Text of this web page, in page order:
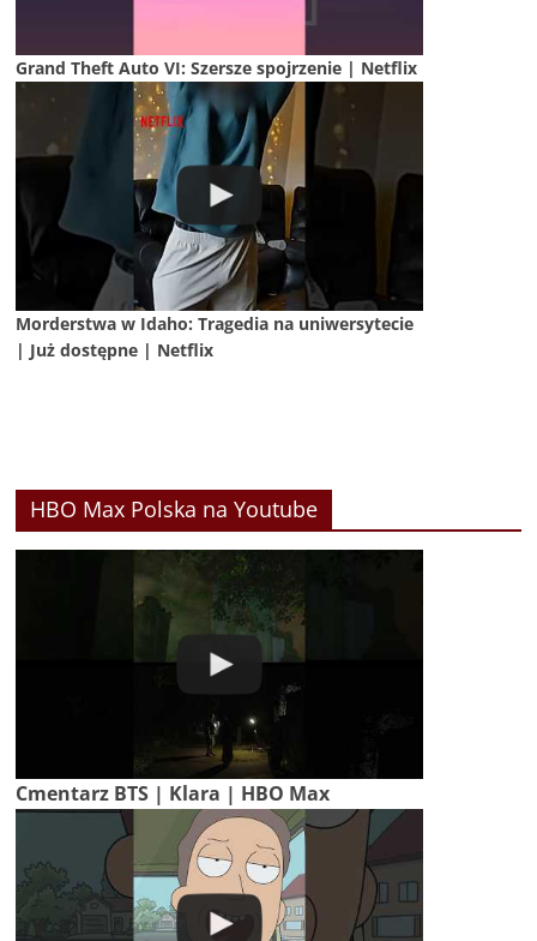
Grand Theft Auto VI: Szersze spojrzenie | Netflix
Morderstwa w Idaho: Tragedia na uniwersytecie
| Już dostępne | Netflix
HBO Max Polska na Youtube
Cmentarz BTS | Klara | HBO Max